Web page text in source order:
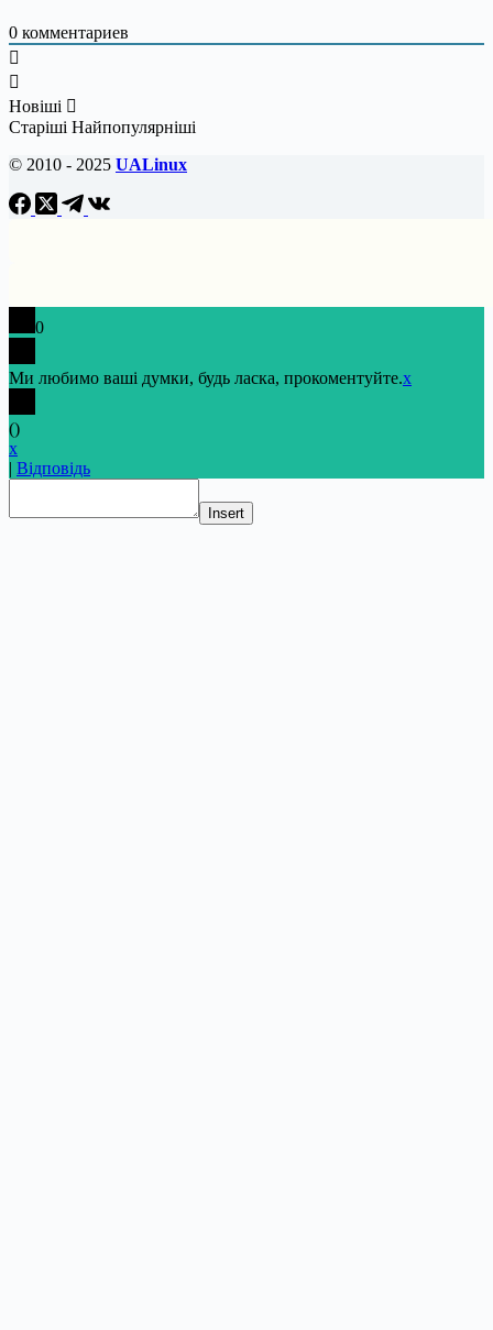
0 комментариев
Новіші
Старіші Найпопулярніші
© 2010 - 2025 UALinux
0
Ми любимо ваші думки, будь ласка, прокоментуйте.x
()
x
| Відповідь
Insert